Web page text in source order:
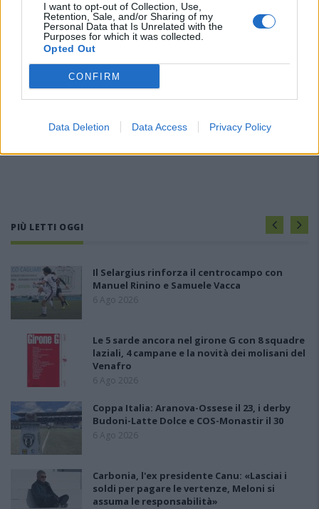
I want to opt-out of Collection, Use,
Retention, Sale, and/or Sharing of my
Personal Data that Is Unrelated with the
Purposes for which it was collected.
Opted Out
CONFIRM
Data Deletion Data Access Privacy Policy
PIÙ LETTI OGGI
Il Selargius rinforza il centrocampo con
Manuel Rinino e Samuele Vacca
6 Ago 2026
Le 5 sarde ancora nel girone G con 8 squadre
laziali, 4 campane e la novità dei molisani del
Venafro
6 Ago 2026
Coppa Italia: Aranova-Ossese il 23, i derby
Budoni-Latte Dolce e COS-Monastir il 30
6 Ago 2026
Carbonia, l'ex presidente Canu: «Lasciai i
soldi per pagare le vertenze, Meloni si
assuma le responsabilità»